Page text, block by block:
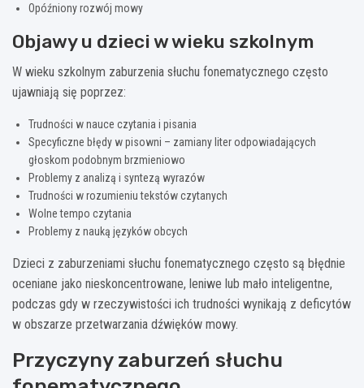
Opóźniony rozwój mowy
Objawy u dzieci w wieku szkolnym
W wieku szkolnym zaburzenia słuchu fonematycznego często
ujawniają się poprzez:
Trudności w nauce czytania i pisania
Specyficzne błędy w pisowni – zamiany liter odpowiadających
głoskom podobnym brzmieniowo
Problemy z analizą i syntezą wyrazów
Trudności w rozumieniu tekstów czytanych
Wolne tempo czytania
Problemy z nauką języków obcych
Dzieci z zaburzeniami słuchu fonematycznego często są błędnie
oceniane jako nieskoncentrowane, leniwe lub mało inteligentne,
podczas gdy w rzeczywistości ich trudności wynikają z deficytów
w obszarze przetwarzania dźwięków mowy.
Przyczyny zaburzeń słuchu